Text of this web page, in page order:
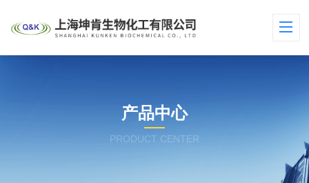
产品中心
PRODUCT CENTER